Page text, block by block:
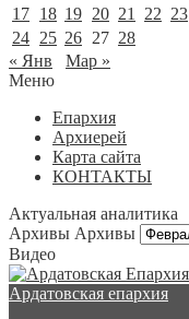
17 18 19 20 21 22 23
24 25 26 27 28
« Янв
Мар »
Меню
Епархия
Архиерей
Карта сайта
КОНТАКТЫ
Актуальная аналитика
Архивы Архивы
Видео
Ардатовская епархия